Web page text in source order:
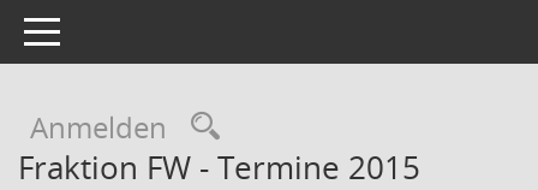
Toggle navigation
Anmelden Rechercheauswahl
Fraktion FW - Termine 2015